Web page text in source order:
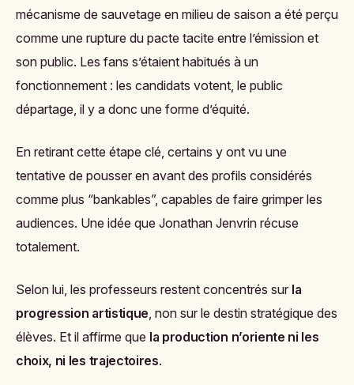
mécanisme de sauvetage en milieu de saison a été perçu
comme une rupture du pacte tacite entre l’émission et
son public. Les fans s’étaient habitués à un
fonctionnement : les candidats votent, le public
départage, il y a donc une forme d’équité.
En retirant cette étape clé, certains y ont vu une
tentative de pousser en avant des profils considérés
comme plus “bankables”, capables de faire grimper les
audiences. Une idée que Jonathan Jenvrin récuse
totalement.
Selon lui, les professeurs restent concentrés sur la
progression artistique, non sur le destin stratégique des
élèves. Et il affirme que la production n’oriente ni les
choix, ni les trajectoires.